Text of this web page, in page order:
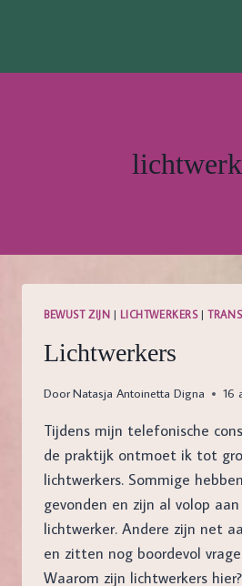
BEWUST ZIJN | LICHTWERKERS|
Lichtwerkers
DoorNatasja Antoinetta Digna 16
Tijdens mijn telefonische
de praktijk ontmoet ik tot
lichtwerkers. Sommige
gevonden en zijn al volop
lichtwerker. Andere zijn net
en zitten nog boordevol
Waarom zijn lichtwerkers